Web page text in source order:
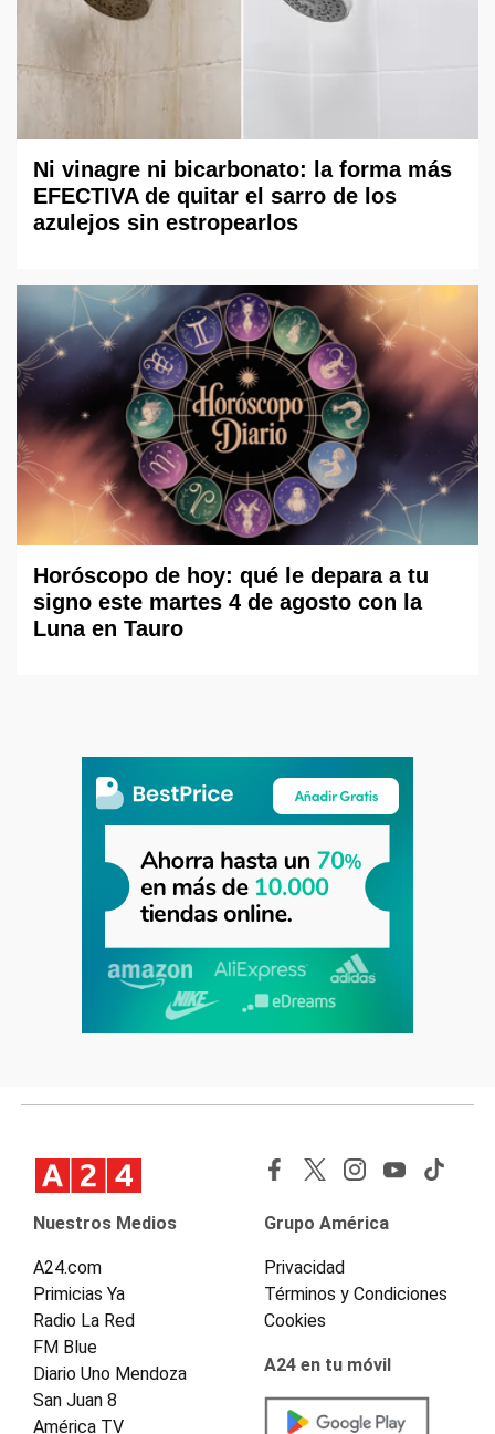
Ni vinagre ni bicarbonato: la forma más
EFECTIVA de quitar el sarro de los
azulejos sin estropearlos
Horóscopo de hoy: qué le depara a tu
signo este martes 4 de agosto con la
Luna en Tauro
Nuestros Medios
A24.com
Primicias Ya
Radio La Red
FM Blue
Diario Uno Mendoza
San Juan 8
América TV
Grupo América
Privacidad
Términos y Condiciones
Cookies
A24 en tu móvil